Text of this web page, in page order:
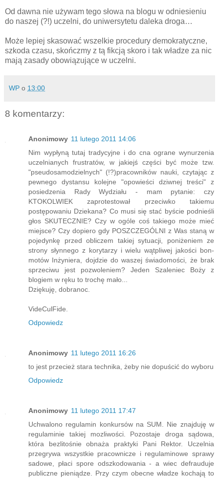
Od dawna nie używam tego słowa na blogu w odniesieniu
do naszej (?!) uczelni, do uniwersytetu daleka droga…
Może lepiej skasować wszelkie procedury demokratyczne,
szkoda czasu, skończmy z tą fikcją skoro i tak władze za nic
mają zasady obowiązujące w uczelni.
WP o 13:00
8 komentarzy:
Anonimowy 11 lutego 2011 14:06
Nim wypłyną tutaj tradycyjne i do cna ograne wynurzenia
uczelnianych frustratów, w jakiejś części być może tzw.
"pseudosamodzielnych" (!?)pracowników nauki, czytając z
pewnego dystansu kolejne "opowieści dziwnej treści" z
posiedzenia Rady Wydziału - mam pytanie: czy
KTOKOLWIEK zaprotestował przeciwko takiemu
postępowaniu Dziekana? Co musi się stać byście podnieśli
głos SKUTECZNIE? Czy w ogóle coś takiego może mieć
miejsce? Czy dopiero gdy POSZCZEGÓLNI z Was staną w
pojedynkę przed obliczem takiej sytuacji, poniżeniem ze
strony słynnego z korytarzy i wielu wątpliwej jakości bon-
motów Inżyniera, dojdzie do waszej świadomości, że brak
sprzeciwu jest pozwoleniem? Jeden Szaleniec Boży z
blogiem w ręku to trochę mało...
Dziękuję, dobranoc.
VideCulFide.
Odpowiedz
Anonimowy 11 lutego 2011 16:26
to jest przecież stara technika, żeby nie dopuścić do wyboru
Odpowiedz
Anonimowy 11 lutego 2011 17:47
Uchwalono regulamin konkursów na SUM. Nie znajduję w
regulaminie takiej mozliwości. Pozostaje droga sądowa,
która bezlitośnie obnaża praktyki Pani Rektor. Uczelnia
przegrywa wszystkie pracownicze i regulaminowe sprawy
sadowe, płaci spore odszkodowania - a wiec defrauduje
publiczne pieniądze. Przy czym obecne władze kochają to